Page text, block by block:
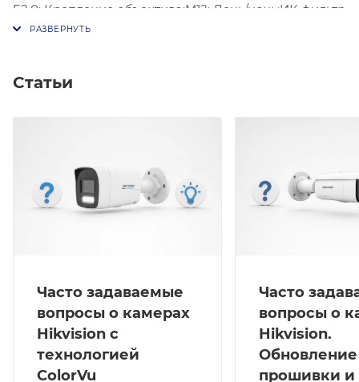
F2.0; Крепление объектива:M12; День/ночь:ИК фильтр
с авто переключением
Статьи
Часто задаваемые
вопросы о камерах
Hikvision с
технологией
ColorVu
Часто
вопросы о
Hikvision.
Обновление
прошивки и